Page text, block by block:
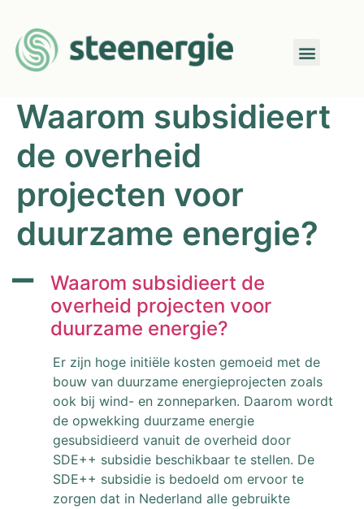
Waarom subsidieert
de overheid
projecten voor
duurzame energie?
A
Waarom subsidieert de
overheid projecten voor
duurzame energie?
Er zijn hoge initiële kosten gemoeid met de
bouw van duurzame energieprojecten zoals
ook bij wind- en zonneparken. Daarom wordt
de opwekking duurzame energie
gesubsidieerd vanuit de overheid door
SDE++ subsidie beschikbaar te stellen. De
SDE++ subsidie is bedoeld om ervoor te
zorgen dat in Nederland alle gebruikte